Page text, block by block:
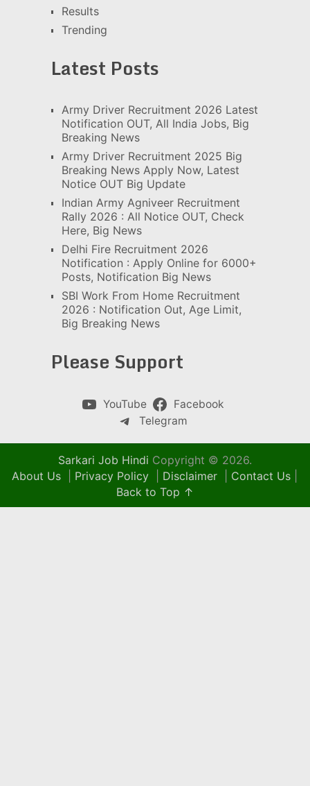
Results
Trending
Latest Posts
Army Driver Recruitment 2026 Latest
Notification OUT, All India Jobs, Big
Breaking News
Army Driver Recruitment 2025 Big
Breaking News Apply Now, Latest
Notice OUT Big Update
Indian Army Agniveer Recruitment
Rally 2026 : All Notice OUT, Check
Here, Big News
Delhi Fire Recruitment 2026
Notification : Apply Online for 6000+
Posts, Notification Big News
SBI Work From Home Recruitment
2026 : Notification Out, Age Limit,
Big Breaking News
Please Support
YouTube
Facebook
Telegram
Sarkari Job Hindi Copyright © 2026.
About Us
Privacy Policy Disclaimer Contact Us
Back to Top ↑